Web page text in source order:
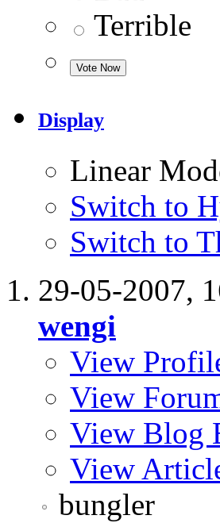
Terrible
Display
Linear
Switch to
Switch to
29-05-2007,
wengi
View
View
View Blog
View
bungler